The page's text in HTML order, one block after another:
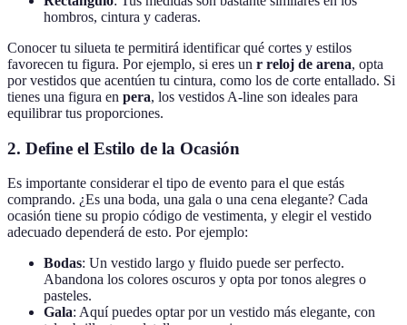
hombros, cintura y caderas.
Conocer tu silueta te permitirá identificar qué cortes y estilos
favorecen tu figura. Por ejemplo, si eres un r reloj de arena, opta
por vestidos que acentúen tu cintura, como los de corte entallado. Si
tienes una figura en pera, los vestidos A-line son ideales para
equilibrar tus proporciones.
2. Define el Estilo de la Ocasión
Es importante considerar el tipo de evento para el que estás
comprando. ¿Es una boda, una gala o una cena elegante? Cada
ocasión tiene su propio código de vestimenta, y elegir el vestido
adecuado dependerá de esto. Por ejemplo:
Bodas: Un vestido largo y fluido puede ser perfecto.
Abandona los colores oscuros y opta por tonos alegres o
pasteles.
Gala: Aquí puedes optar por un vestido más elegante, con